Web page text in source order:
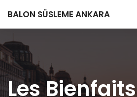
BALON SÜSLEME ANKARA
Les